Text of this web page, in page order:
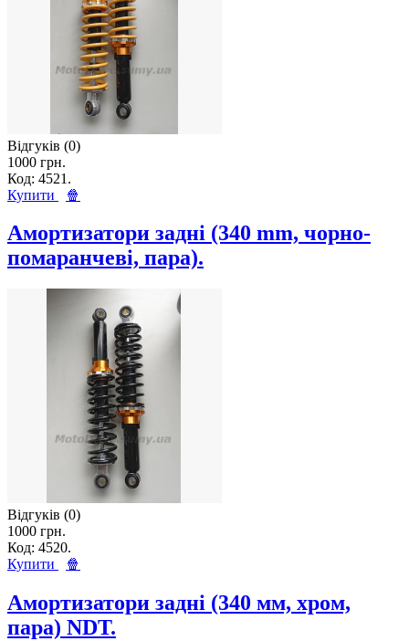
Відгуків (0)
1000 грн.
Код: 4521.
Купити
🍿
Амортизатори задні (340 mm, чорно-
помаранчеві, пара).
Відгуків (0)
1000 грн.
Код: 4520.
Купити
🍿
Амортизатори задні (340 мм, хром,
пара) NDT.